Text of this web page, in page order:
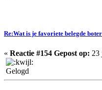
Re:Wat is je favoriete belegde
« Reactie #154 Gepost op: 23
Gelogd